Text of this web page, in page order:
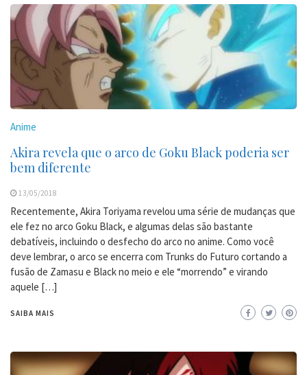
Anime
Akira revela que o arco de Goku Black poderia ser
bem diferente
13/05/2018
Recentemente, Akira Toriyama revelou uma série de mudanças que
ele fez no arco Goku Black, e algumas delas são bastante
debatíveis, incluindo o desfecho do arco no anime. Como você
deve lembrar, o arco se encerra com Trunks do Futuro cortando a
fusão de Zamasu e Black no meio e ele “morrendo” e virando
aquele […]
SAIBA MAIS